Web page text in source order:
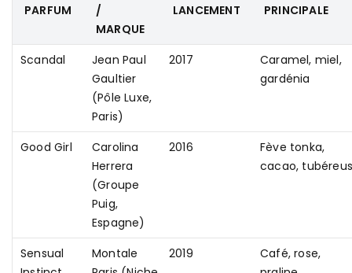
PARFUM
/
MARQUE
LANCEMENT
PRINCIPALE
Scandal
Jean Paul
Gaultier
(Pôle Luxe,
Paris)
2017
Caramel, miel,
gardénia
Good Girl
Carolina
Herrera
(Groupe
Puig,
Espagne)
2016
Fève tonka,
cacao,
Sensual
Montale
2019
Café, rose,